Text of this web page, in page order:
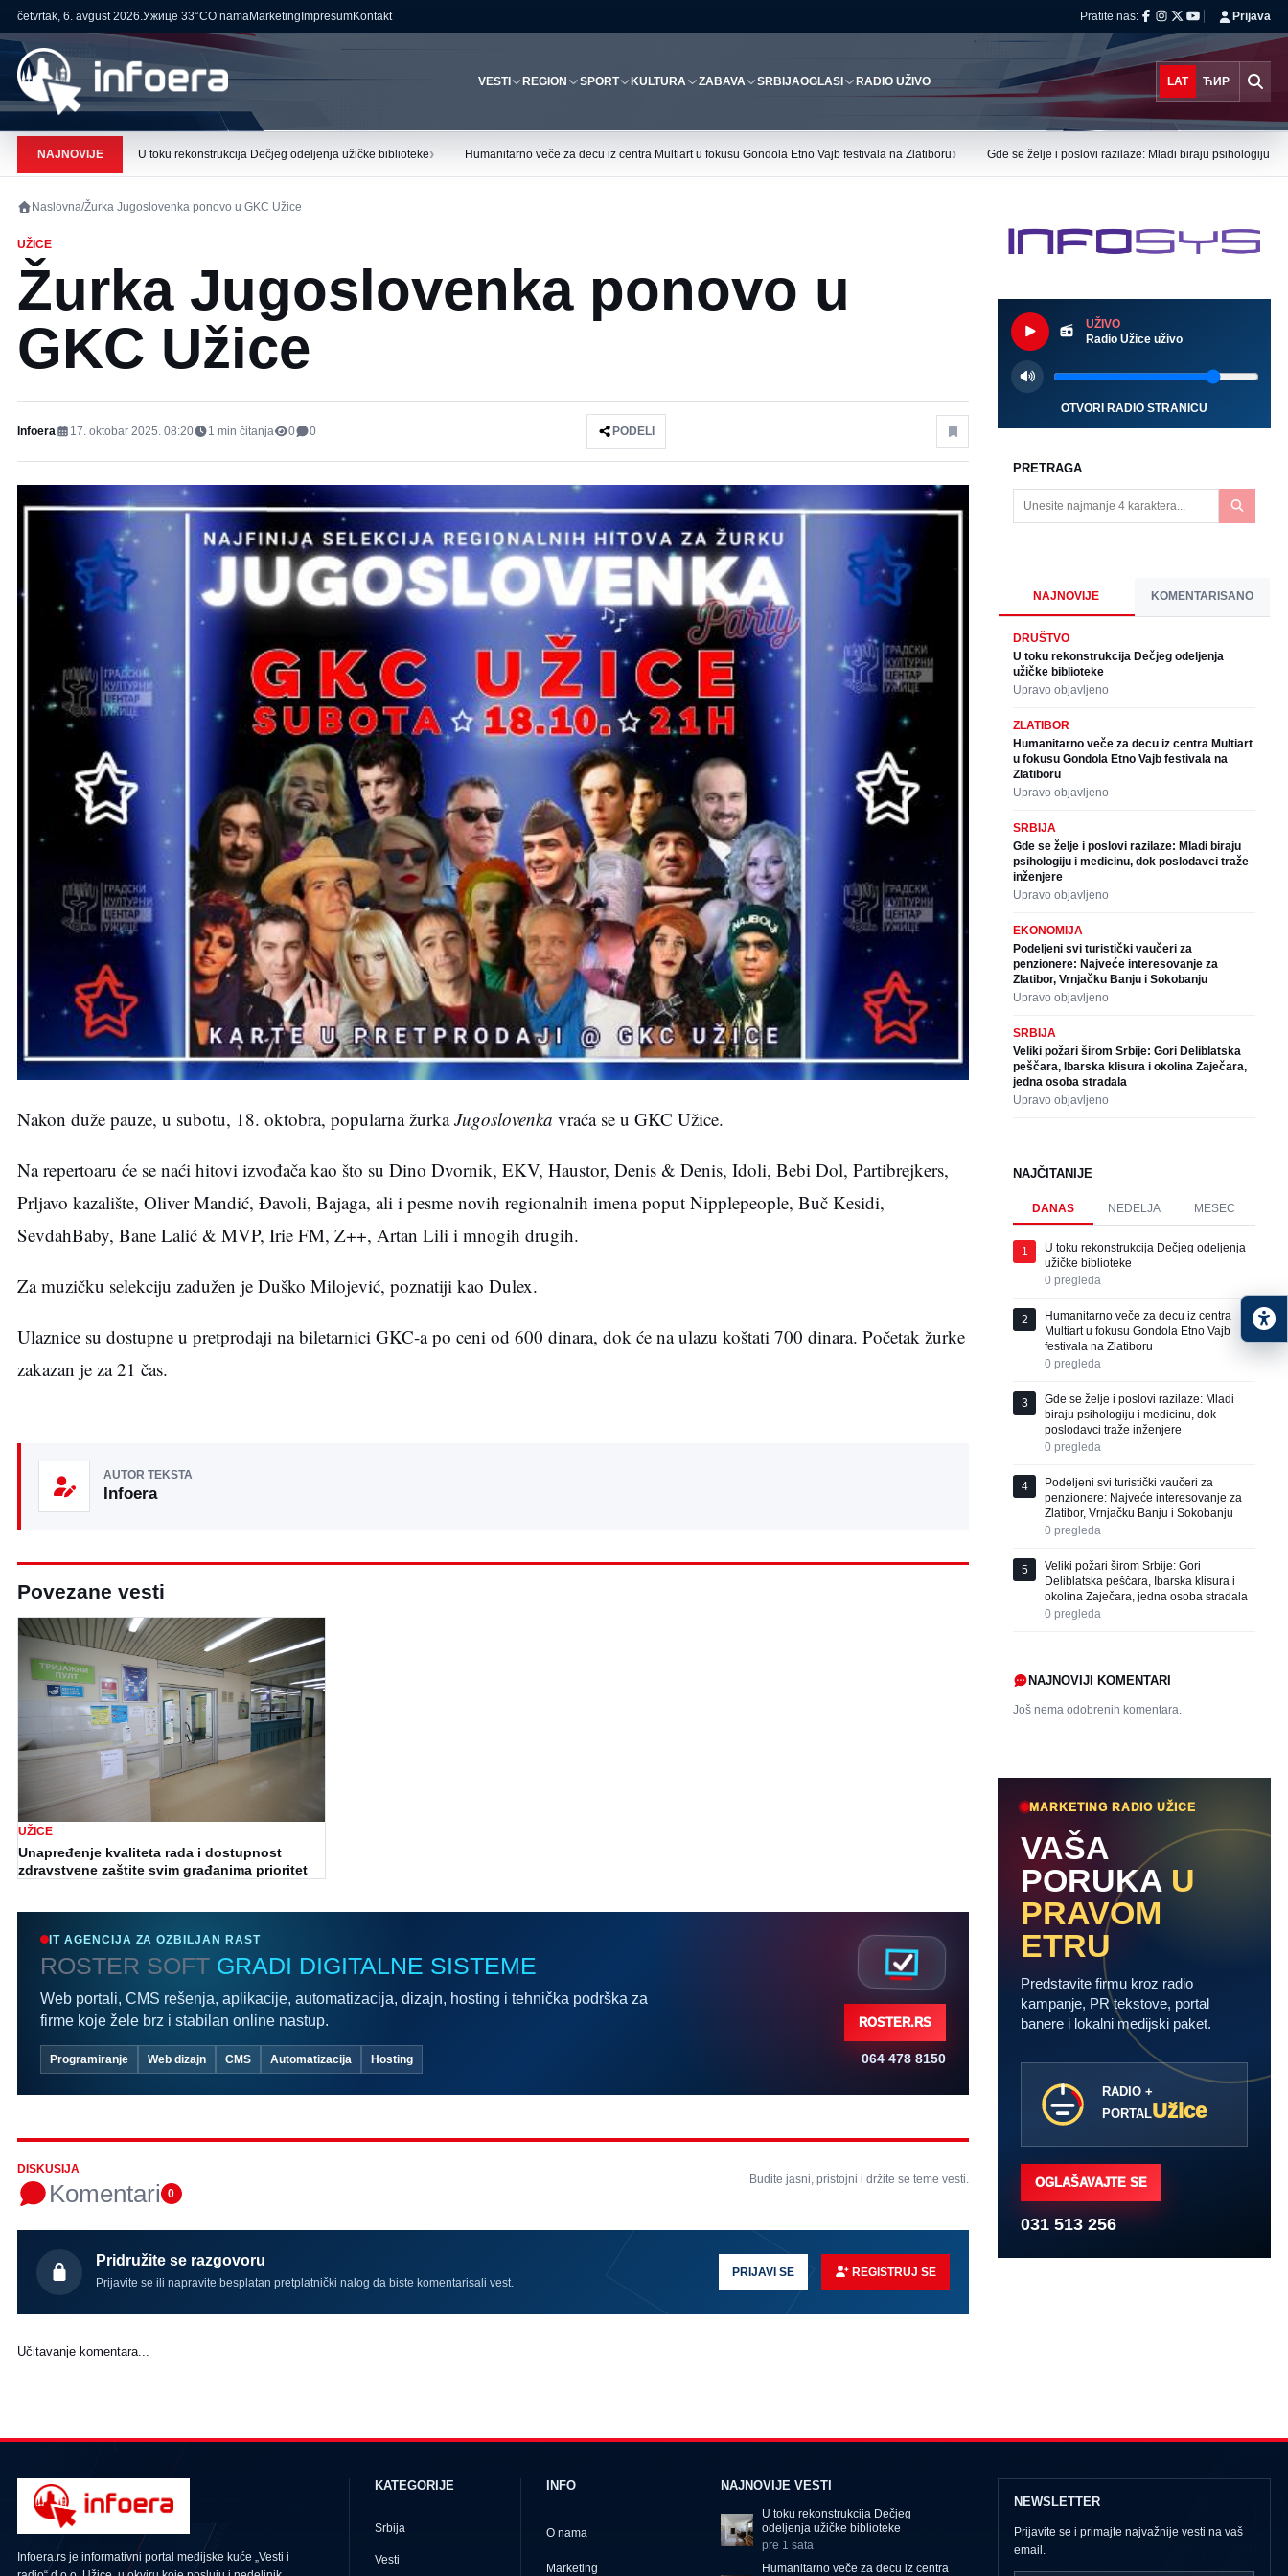
četvrtak, 6. avgust 2026.Ужице 33°CO namaMarketing ImpresumKontakt Pratite nas: Prijava
VESTI REGION SPORT KULTURA ZABAVA SRBIJAOGLASI RADIO UŽIVO LAT ЋИР
NAJNOVIJE U toku rekonstrukcija Dečjeg odeljenja užičke biblioteke› Humanitarno veče za decu iz centra Multiart u fokusu Gondola Etno Vajb festivala na Zlatiboru› Gde se želje i poslovi razilaze: Mladi biraju psihologiju i
Naslovna/Žurka Jugoslovenka ponovo u GKC Užice
UŽICE
Žurka Jugoslovenka ponovo u
GKC Užice
Infoera 17. oktobar 2025. 08:20 1 min čitanja 0 0 PODELI
Nakon duže pauze, u subotu, 18. oktobra, popularna žurkaJugoslovenka vraća se u GKC Užice.
Na repertoaru će se naći hitovi izvođača kao što su Dino Dvornik, EKV, Haustor, Denis & Denis, Idoli, Bebi Dol, Partibrejkers,
Prljavo kazalište, Oliver Mandić, Đavoli, Bajaga, ali i pesme novih regionalnih imena poput Nipplepeople, Buč Kesidi,
SevdahBaby, Bane Lalić & MVP, Irie FM, Z++, Artan Lili i mnogih drugih.
Za muzičku selekciju zadužen je Duško Milojević, poznatiji kao Dulex.
Ulaznice su dostupne u pretprodaji na biletarnici GKC-a po ceni od 600 dinara, dok će na ulazu koštati 700 dinara. Početak žurke
zakazan je za 21 čas.
AUTOR TEKSTA
Infoera
Povezane vesti
UŽICE
Unapređenje kvaliteta rada i dostupnost
zdravstvene zaštite svim građanima prioritet
IT AGENCIJA ZA OZBILJAN RAST
ROSTER SOFT GRADI DIGITALNE SISTEME
Web portali, CMS rešenja, aplikacije, automatizacija, dizajn, hosting i tehnička podrška za
firme koje žele brz i stabilan online nastup.
Programiranje Web dizajn CMS Automatizacija Hosting
ROSTER.RS
064 478 8150
DISKUSIJA
Komentari 0
Budite jasni, pristojni i držite se teme vesti.
Pridružite se razgovoru
Prijavite se ili napravite besplatan pretplatnički nalog da biste komentarisali vest.
PRIJAVI SE REGISTRUJ SE
Učitavanje komentara...
UŽIVO
Radio Užice uživo
OTVORI RADIO STRANICU
PRETRAGA
NAJNOVIJE KOMENTARISANO
DRUŠTVO
U toku rekonstrukcija Dečjeg odeljenja
užičke biblioteke
Upravo objavljeno
ZLATIBOR
Humanitarno veče za decu iz centra Multiart
u fokusu Gondola Etno Vajb festivala na
Zlatiboru
Upravo objavljeno
SRBIJA
Gde se želje i poslovi razilaze: Mladi biraju
psihologiju i medicinu, dok poslodavci traže
inženjere
Upravo objavljeno
EKONOMIJA
Podeljeni svi turistički vaučeri za
penzionere: Najveće interesovanje za
Zlatibor, Vrnjačku Banju i Sokobanju
Upravo objavljeno
SRBIJA
Veliki požari širom Srbije: Gori Deliblatska
peščara, Ibarska klisura i okolina Zaječara,
jedna osoba stradala
Upravo objavljeno
NAJČITANIJE
DANAS NEDELJA MESEC
1
U toku rekonstrukcija Dečjeg odeljenja
užičke biblioteke
0 pregleda
2
Humanitarno veče za decu iz centra
Multiart u fokusu Gondola Etno Vajb
festivala na Zlatiboru
0 pregleda
3
Gde se želje i poslovi razilaze: Mladi
biraju psihologiju i medicinu, dok
poslodavci traže inženjere
0 pregleda
4
Podeljeni svi turistički vaučeri za
penzionere: Najveće interesovanje za
Zlatibor, Vrnjačku Banju i Sokobanju
0 pregleda
5
Veliki požari širom Srbije: Gori
Deliblatska peščara, Ibarska klisura i
okolina Zaječara, jedna osoba stradala
0 pregleda
NAJNOVIJI KOMENTARI
Još nema odobrenih komentara.
MARKETING RADIO UŽICE
VAŠA
PORUKA U
PRAVOM
ETRU
Predstavite firmu kroz radio
kampanje, PR tekstove, portal
banere i lokalni medijski paket.
RADIO +
PORTALUžice
OGLAŠAVAJTE SE
031 513 256
Infoera.rs je informativni portal medijske kuće „Vesti i
KATEGORIJE
Srbija
Vesti
INFO
O nama
Marketing
NAJNOVIJE VESTI
U toku rekonstrukcija Dečjeg
odeljenja užičke biblioteke
pre 1 sata
Humanitarno veče za decu iz centra
NEWSLETTER
Prijavite se i primajte najvažnije vesti na vaš
email.